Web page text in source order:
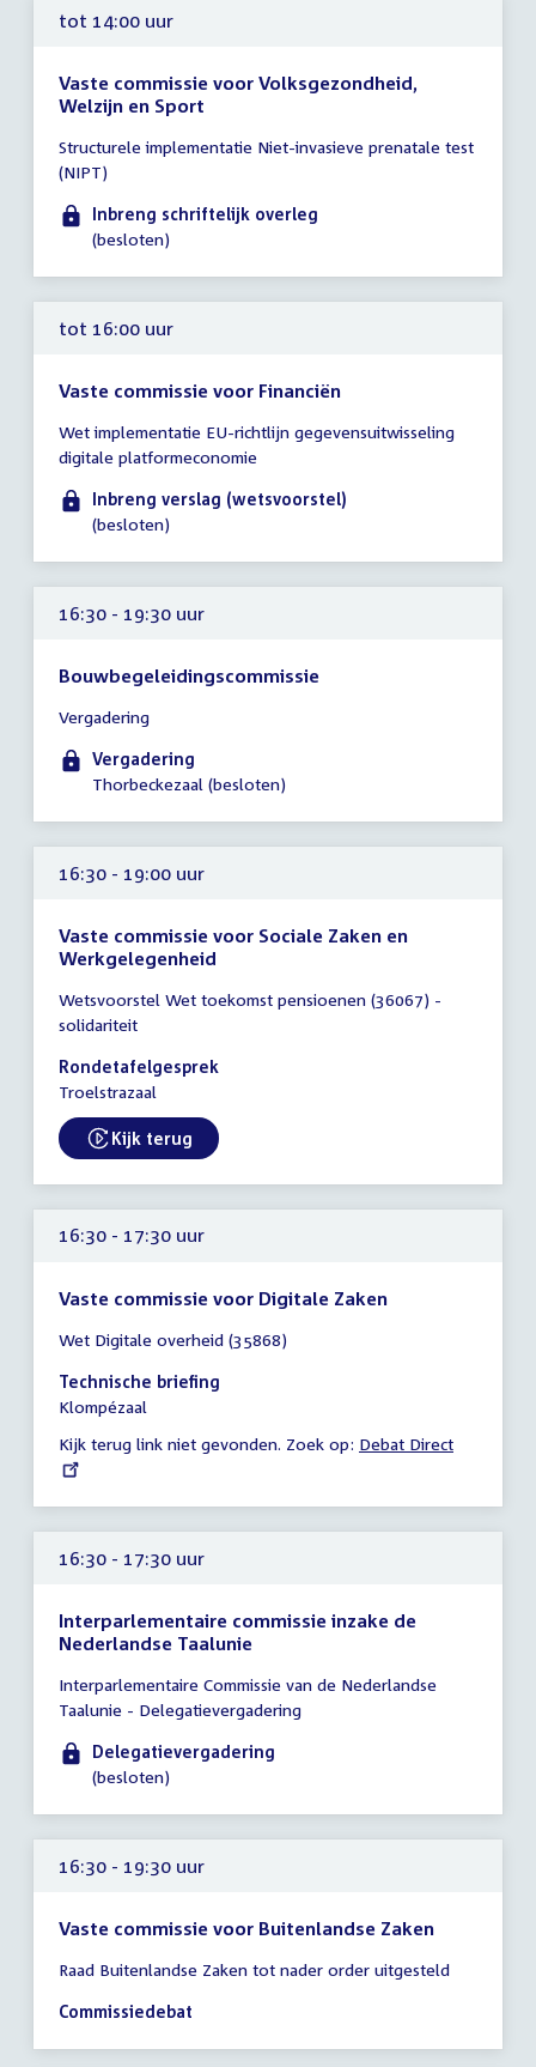
tot 14:00 uur
Vaste commissie voor Volksgezondheid,
Welzijn en Sport
vergadering
tot
14:00
uur
Structurele implementatie Niet-invasieve prenatale test
(NIPT)
Inbreng schriftelijk overleg
(besloten)
tot 16:00 uur
Vaste commissie voor Financiën
vergadering
tot
16:00
uur
Wet implementatie EU-richtlijn gegevensuitwisseling
digitale platformeconomie
Inbreng verslag (wetsvoorstel)
(besloten)
16:30 - 19:30 uur
Bouwbegeleidingscommissie
vergadering
16:30
-
uur
Vergadering
Vergadering
Thorbeckezaal (besloten)
16:30 - 19:00 uur
Vaste commissie voor Sociale Zaken en
Werkgelegenheid
vergadering
16:30
-
19:00
Wetsvoorstel Wet toekomst pensioenen (36067) -
solidariteit
Rondetafelgesprek
Troelstrazaal
External link:
Kijk terug
16:30 - 17:30 uur
Vaste commissie voor Digitale Zaken
vergadering
16:30
-
17:30
uur
Wet Digitale overheid (35868)
Technische briefing
Klompézaal
Kijk terug link niet gevonden. Zoek op: External
Debat Direct
16:30 - 17:30 uur
Interparlementaire commissie inzake de
Nederlandse Taalunie
vergadering
16:30
17:30
Interparlementaire Commissie van de Nederlandse
Taalunie - Delegatievergadering
Delegatievergadering
(besloten)
16:30 - 19:30 uur
Vaste commissie voor Buitenlandse Zaken
vergadering
16:30
19:30
Raad Buitenlandse Zaken tot nader order uitgesteld
Commissiedebat